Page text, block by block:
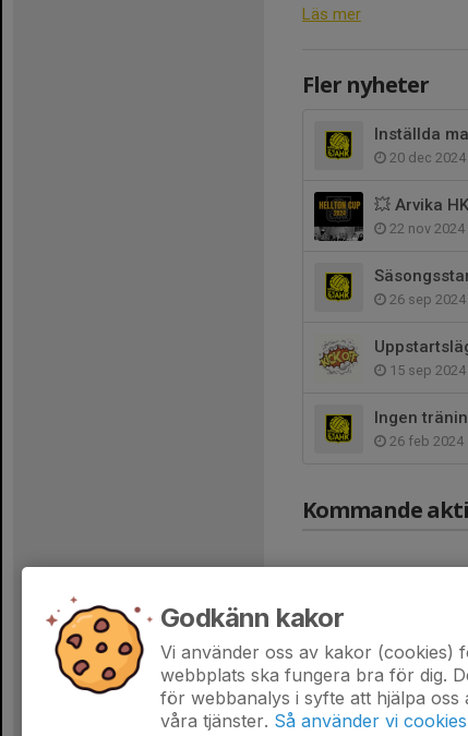
Läs mer
Fler nyheter
Inställda
20 dec 2024
💥 Arvika
22 nov 2024
26 sep 2024
15 sep 2024
Ingen
26 feb 2024
Kommande
Hela kalendern
Godkänn kakor
Vi använder oss av kakor (cookies)
webbplats ska fungera bra för dig.
för webbanalys i syfte att hjälpa oss
våra tjänster. Så använder vi cookies